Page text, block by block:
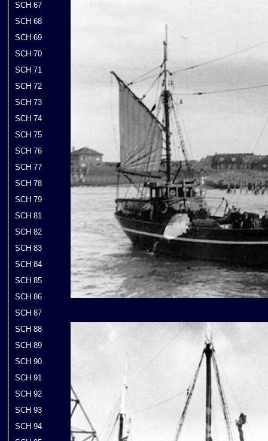
SCH 67
SCH 68
SCH 69
SCH 70
SCH 71
SCH 72
SCH 73
SCH 74
SCH 75
SCH 76
SCH 77
SCH 78
SCH 79
SCH 81
SCH 82
SCH 83
SCH 84
SCH 85
SCH 86
SCH 87
SCH 88
SCH 89
SCH 90
SCH 91
SCH 92
SCH 93
SCH 94